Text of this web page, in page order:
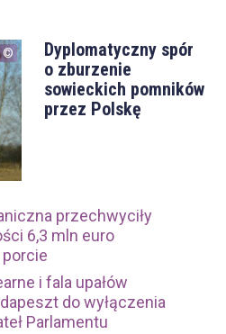
Dyplomatyczny spór
o zburzenie
sowieckich pomników
przez Polskę
przechwyciły
6,3 mln euro
i fala upałów
do wyłączenia
Parlamentu